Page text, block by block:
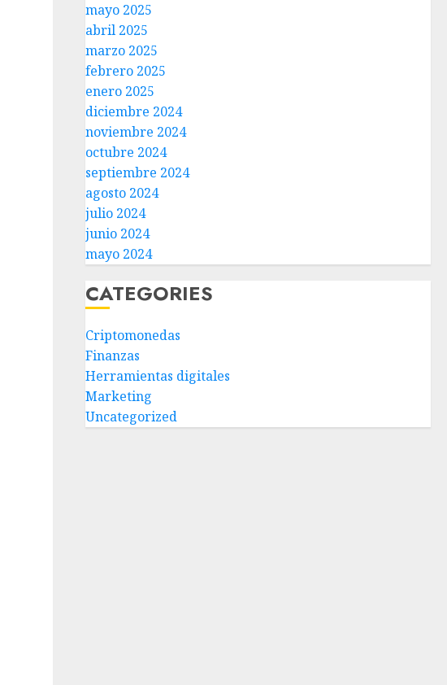
mayo 2025
abril 2025
marzo 2025
febrero 2025
enero 2025
diciembre 2024
noviembre 2024
octubre 2024
septiembre 2024
agosto 2024
julio 2024
junio 2024
mayo 2024
CATEGORIES
Criptomonedas
Finanzas
Herramientas digitales
Marketing
Uncategorized